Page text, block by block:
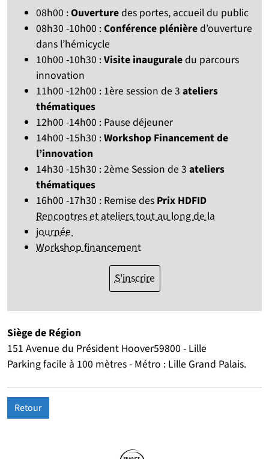
08h00 :Ouverturedes portes, accueil du public
08h30 -10h00 :Conférence plénièred’ouverture
dans l’hémicycle
10h00 -10h30 :Visite inauguraledu parcours
innovation
11h00 -12h00 : 1ère session de 3 ateliers
thématiques
12h00 -14h00 : Pause déjeuner
14h00 -15h30 :Workshop Financement de
l’innovation
14h30 -15h30 : 2ème Session de 3 ateliers
thématiques
16h00 -17h30 : Remise des Prix HDFID
Rencontres et ateliers tout au long de la
journée
Workshop financement
S'inscrire
Siège de Région
151 Avenue du Président Hoover59800 - Lille
Parking facile à 100 mètres - Métro : Lille Grand Palais.
Retour